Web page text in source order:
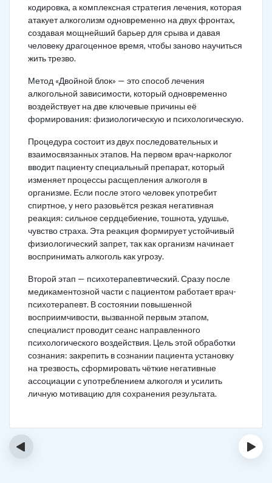
кодировка, а комплексная стратегия лечения, которая
атакует алкоголизм одновременно на двух фронтах,
создавая мощнейший барьер для срыва и давая
человеку драгоценное время, чтобы заново научиться
жить трезво.
Метод «Двойной блок» — это способ лечения
алкогольной зависимости, который одновременно
воздействует на две ключевые причины её
формирования: физиологическую и психологическую.
Процедура состоит из двух последовательных и
взаимосвязанных этапов. На первом врач-нарколог
вводит пациенту специальный препарат, который
изменяет процессы расщепления алкоголя в
организме. Если после этого человек употребит
спиртное, у него разовьётся резкая негативная
реакция: сильное сердцебиение, тошнота, удушье,
чувство страха. Эта реакция формирует устойчивый
физиологический запрет, так как организм начинает
воспринимать алкоголь как угрозу.
Второй этап — психотерапевтический. Сразу после
медикаментозной части с пациентом работает врач-
психотерапевт. В состоянии повышенной
восприимчивости, вызванной первым этапом,
специалист проводит сеанс направленного
психологического воздействия. Цель этой обработки
сознания: закрепить в сознании пациента установку
на трезвость, сформировать чёткие негативные
ассоциации с употреблением алкоголя и усилить
личную мотивацию для сохранения результата.
‹ ›